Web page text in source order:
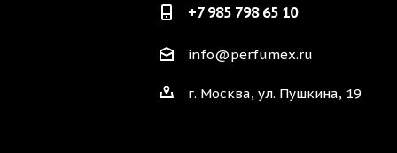
+7 985 798 65 10
info@perfumex.ru
г. Москва, ул. Пушкина, 19